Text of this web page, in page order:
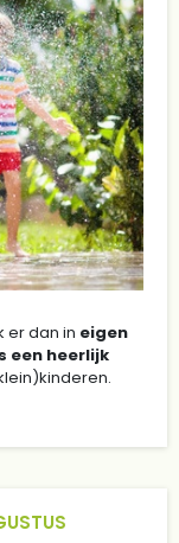
er dan in eigen
een heerlijk